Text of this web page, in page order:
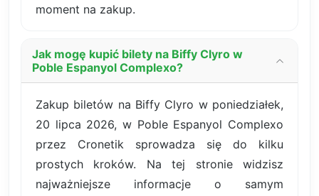
moment na zakup.
Jak mogę kupić bilety na Biffy Clyro w
Poble Espanyol Complexo?
Zakup biletów na Biffy Clyro w poniedziałek,
20 lipca 2026, w Poble Espanyol Complexo
przez Cronetik sprowadza się do kilku
prostych kroków. Na tej stronie widzisz
najważniejsze informacje o samym